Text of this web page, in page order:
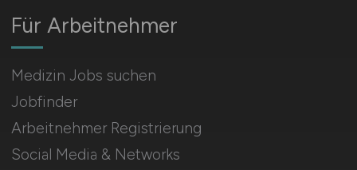
Für Arbeitnehmer
Medizin Jobs suchen
Jobfinder
Arbeitnehmer Registrierung
Social Media & Networks